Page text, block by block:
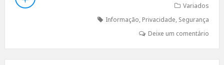
Variados
Informação, Privacidade, Segurança
Deixe um comentário